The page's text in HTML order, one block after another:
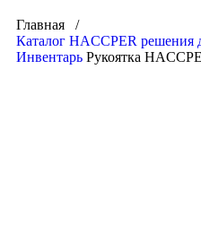
Главная /
Каталог HACCPER решения
Инвентарь Рукоятка